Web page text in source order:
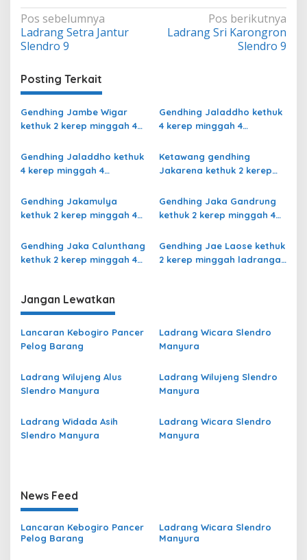
Navigasi
pos
Pos sebelumnya
Ladrang Setra Jantur
Slendro 9
Pos berikutnya
Ladrang Sri Karongron
Slendro 9
Posting Terkait
Gendhing Jambe Wigar
kethuk 2 kerep minggah 4
Kalihan Slendro 9
Gendhing Jaladdho kethuk
4 kerep minggah 4
Semu Slendro 9
Gendhing Jaladdho kethuk
4 kerep minggah 4
Giyak-Giyak Slendro 9
Ketawang gendhing
Jakarena kethuk 2 kerep
Slendro 9
Gendhing Jakamulya
kethuk 2 kerep minggah 4
Slendro 9
Gendhing Jaka Gandrung
kethuk 2 kerep minggah 4
Gendhing Jaka Calunthang
kethuk 2 kerep minggah 4
9
Gendhing Jae Laose kethuk
2 kerep minggah ladrangan
Jangan Lewatkan
Lancaran Kebogiro Pancer
Pelog Barang
Ladrang Wicara Slendro
Manyura
Ladrang Wilujeng Alus
Slendro Manyura
Ladrang Wilujeng Slendro
Manyura
Ladrang Widada Asih
Slendro Manyura
Ladrang Wicara Slendro
Manyura
News Feed
Lancaran Kebogiro Pancer
Pelog Barang
Ladrang Wicara Slendro
Manyura